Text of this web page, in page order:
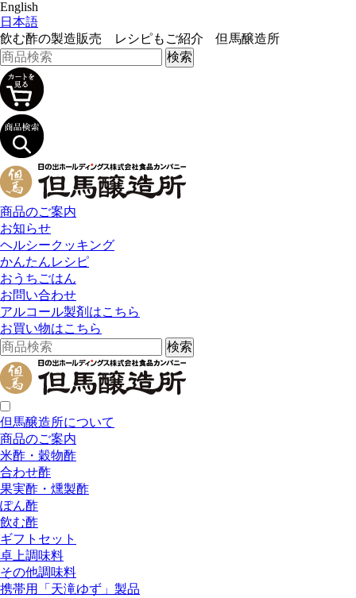
English
日本語
飲む酢の製造販売 レシピもご紹介 但馬醸造所
商品のご案内
お知らせ
ヘルシークッキング
かんたんレシピ
おうちごはん
お問い合わせ
アルコール製剤はこちら
お買い物はこちら
但馬醸造所について
商品のご案内
米酢・穀物酢
合わせ酢
果実酢・燻製酢
ぽん酢
飲む酢
ギフトセット
卓上調味料
その他調味料
携帯用「天滝ゆず」製品